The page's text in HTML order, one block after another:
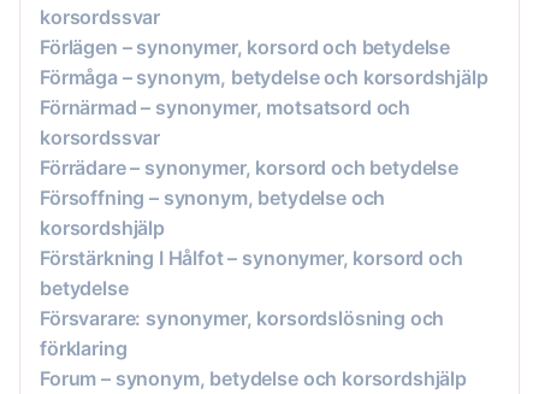
korsordssvar
Förlägen – synonymer, korsord och betydelse
Förmåga – synonym, betydelse och korsordshjälp
Förnärmad – synonymer, motsatsord och
korsordssvar
Förrädare – synonymer, korsord och betydelse
Försoffning – synonym, betydelse och
korsordshjälp
Förstärkning I Hålfot – synonymer, korsord och
betydelse
Försvarare: synonymer, korsordslösning och
förklaring
Forum – synonym, betydelse och korsordshjälp